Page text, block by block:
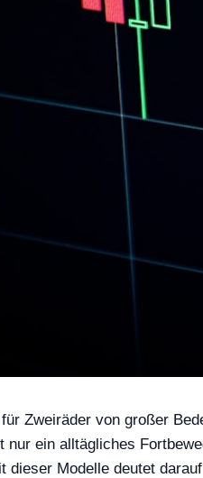
Zweiräder von großer
nur ein alltägliches
dieser Modelle deutet